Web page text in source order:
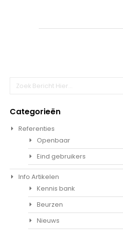
Zoeken
Categorieën
Referenties
Openbaar
Eind gebruikers
Info Artikelen
Kennis bank
Beurzen
Nieuws